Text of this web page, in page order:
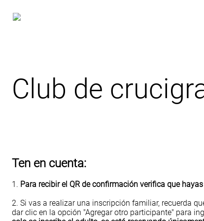
Club de
Ten en cuenta:
1. Para recibir el QR de confirmación verifica que
2. Si vas a realizar una inscripción familiar, recuerda
dar clic en la opción "Agregar otro participante" para